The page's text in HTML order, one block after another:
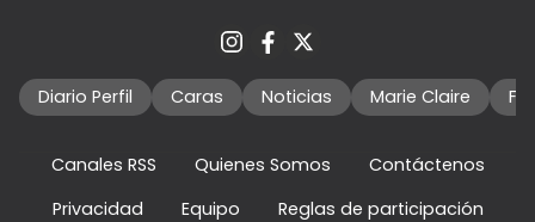
Diario Perfil Caras Noticias Marie Claire
Canales RSS Quienes Somos
Contáctenos
Privacidad
Equipo Reglas de participación